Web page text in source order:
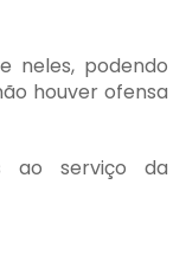
neles, podendo
houver ofensa
ao serviço da